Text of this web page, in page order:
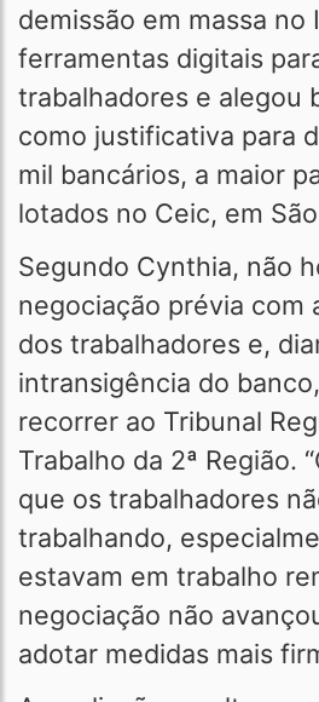
demissão em massa
ferramentas digitais
trabalhadores e alegou
como justificativa para
mil bancários, a maior
lotados no Ceic, em
Segundo Cynthia, não
negociação prévia com
dos trabalhadores e,
intransigência do
recorrer ao Tribunal
Trabalho da 2ª Região.
que os trabalhadores
trabalhando,
estavam em trabalho
negociação não
adotar medidas mais